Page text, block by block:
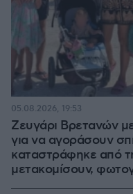
Ζευγάρι Βρετανών
για να αγοράσουν
καταστράφηκε από
μετακομίσουν,
05.08.2026, 19:53